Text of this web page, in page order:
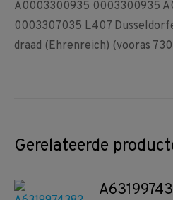
A0003300935 0003300935
0003307035 L407
draad (Ehrenreich) (vooras
Gerelateerde